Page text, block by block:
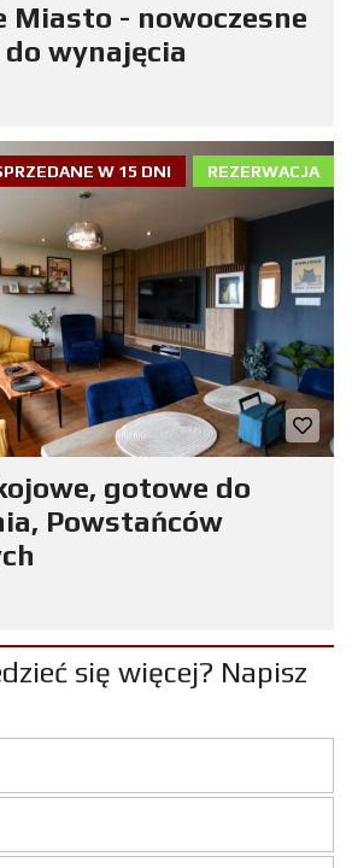
Miasto - nowoczesne
wynajęcia
REZERWACJA
W 15 DNI
gotowe do
Powstańców
się więcej? Napisz